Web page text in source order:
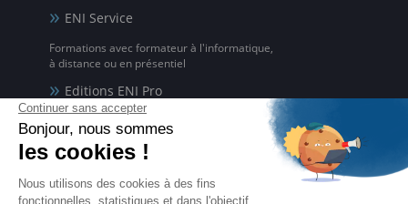
ENI Service
Formations avec formateur à l'informatique,
à distance ou en présentiel
Editions ENI Pro
pour les organismes de formation
ENI elearning
La solution de formation à l'informatique en ligne,